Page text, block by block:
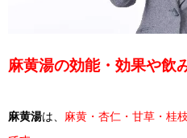
麻黄湯の効能・効果や飲
麻黄湯は、 麻黄・杏仁・甘草・桂